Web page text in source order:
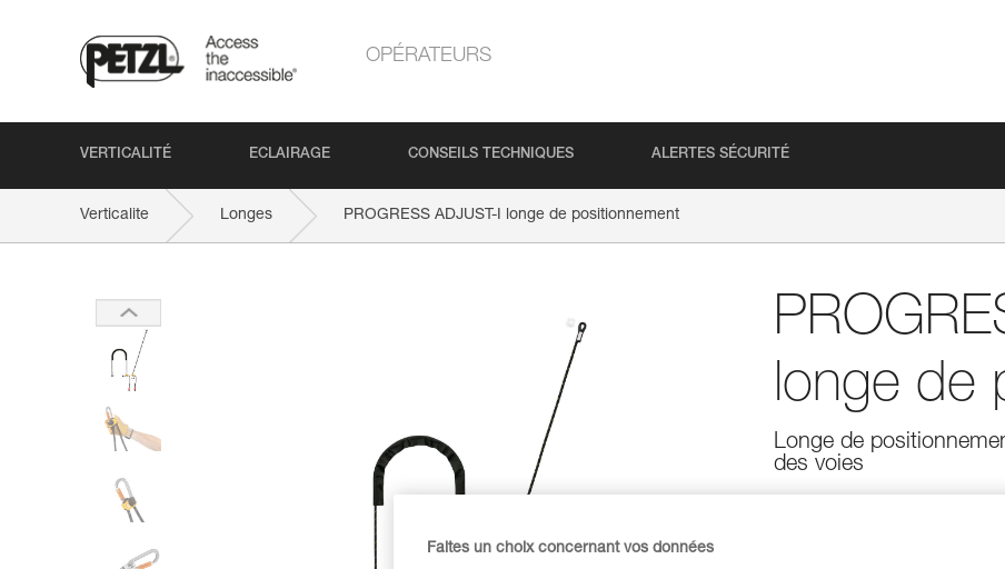
OPÉRATEURS
VERTICALITÉ ECLAIRAGE CONSEILS TECHNIQUES ALERTES SÉCURITÉ
Verticalite Longes PROGRESS ADJUST-I longe de positionnement
longe de
Longe de
des voies
PROGRESS ADJUST-I est
complément d'un dispositif
de travail lorsque l'utilisateur
longueur s'ajuste très
Faites un choix concernant vos données